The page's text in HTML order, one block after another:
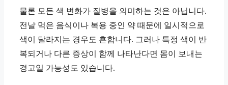
물론 모든 색 변화가 질병을 의미하는 것은 아닙니다.
전날 먹은 음식이나 복용 중인 약 때문에 일시적으로
색이 달라지는 경우도 흔합니다. 그러나 특정 색이 반
복되거나 다른 증상이 함께 나타난다면 몸이 보내는
경고일 가능성도 있습니다.